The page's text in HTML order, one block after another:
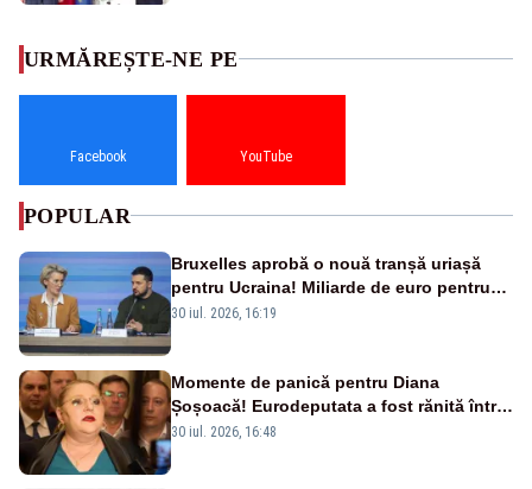
URMĂREȘTE-NE PE
Facebook YouTube
POPULAR
Bruxelles aprobă o nouă tranșă uriașă
pentru Ucraina! Miliarde de euro pentru
armament și apărare
30 iul. 2026, 16:19
Momente de panică pentru Diana
Șoșoacă! Eurodeputata a fost rănită într-
un accident rutier
30 iul. 2026, 16:48